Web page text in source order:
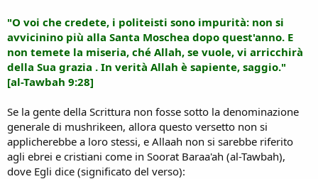
"O voi che credete, i politeisti sono impurità: non si
avvicinino più alla Santa Moschea dopo quest'anno. E
non temete la miseria, ché Allah, se vuole, vi arricchirà
della Sua grazia . In verità Allah è sapiente, saggio."
[al-Tawbah 9:28]
Se la gente della Scrittura non fosse sotto la denominazione
generale di mushrikeen, allora questo versetto non si
applicherebbe a loro stessi, e Allaah non si sarebbe riferito
agli ebrei e cristiani come in Soorat Baraa'ah (al-Tawbah),
dove Egli dice (significato del verso):